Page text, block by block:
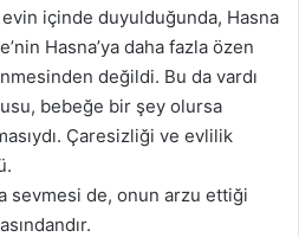
içinde duyulduğunda, Hasna
Hasna’ya daha fazla özen
değildi. Bu da vardı
bebeğe bir şey olursa
Çaresizliği ve evlilik
sevmesi de, onun arzu ettiği